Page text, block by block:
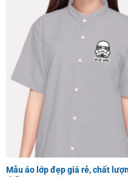
Mẫu áo lớp đẹp giá rẻ, chất